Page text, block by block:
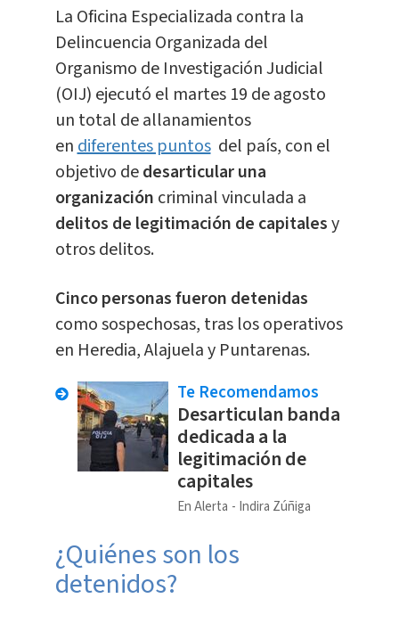
La Oficina Especializada contra la
Delincuencia Organizada del
Organismo de Investigación Judicial
(OIJ) ejecutó el martes 19 de agosto
un total de allanamientos
endiferentes puntos del país, con el
objetivo dedesarticular una
organización criminal vinculada a
delitos de legitimación de capitalesy
otros delitos.
Cinco personas fueron detenidas
como sospechosas, tras los operativos
en Heredia, Alajuela y Puntarenas.
Te Recomendamos
Desarticulan banda
dedicada a la
legitimación de
capitales
En Alerta Indira Zúñiga
¿Quiénes son los
detenidos?